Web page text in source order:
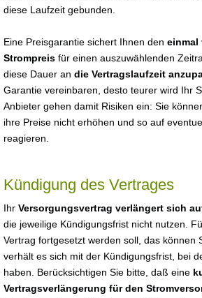
diese Laufzeit gebunden.
Eine Preisgarantie sichert Ihnen den einmal
Strompreis für einen auszuwählenden
diese Dauer an die Vertragslaufzeit
Garantie vereinbaren, desto teurer wird Ihr
Anbieter gehen damit Risiken ein: Sie
ihre Preise nicht erhöhen und so auf
reagieren.
Kündigung des Vertrages
Ihr Versorgungsvertrag verlängert sich
die jeweilige Kündigungsfrist nicht nutzen.
Vertrag fortgesetzt werden soll, das können
verhält es sich mit der Kündigungsfrist, bei
haben. Berücksichtigen Sie bitte, daß eine
Vertragsverlängerung für den